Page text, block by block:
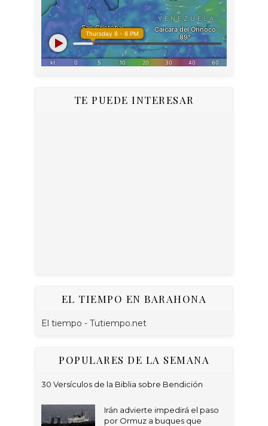
TE PUEDE INTERESAR
EL TIEMPO EN BARAHONA
El tiempo - Tutiempo.net
POPULARES DE LA SEMANA
30 Versículos de la Biblia sobre Bendición
Irán advierte impedirá el paso
por Ormuz a buques que